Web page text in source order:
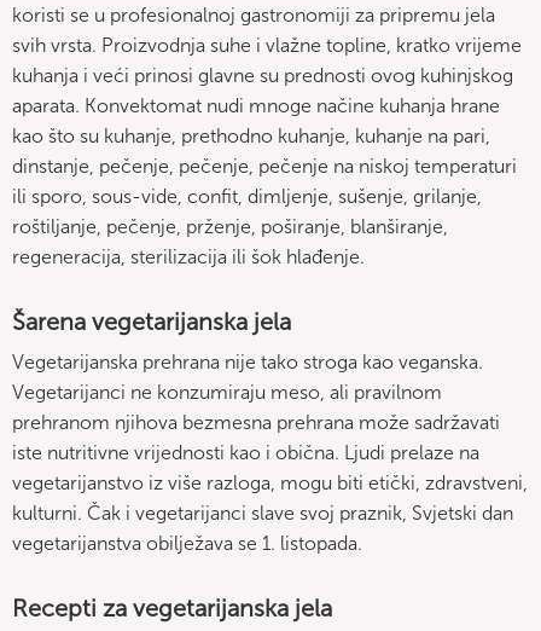
koristi se u profesionalnoj gastronomiji za pripremu jela
svih vrsta. Proizvodnja suhe i vlažne topline, kratko vrijeme
kuhanja i veći prinosi glavne su prednosti ovog kuhinjskog
aparata. Konvektomat nudi mnoge načine kuhanja hrane
kao što su kuhanje, prethodno kuhanje, kuhanje na pari,
dinstanje, pečenje, pečenje, pečenje na niskoj temperaturi
ili sporo, sous-vide, confit, dimljenje, sušenje, grilanje,
roštiljanje, pečenje, prženje, poširanje, blanširanje,
regeneracija, sterilizacija ili šok hlađenje.
Šarena vegetarijanska jela
Vegetarijanska prehrana nije tako stroga kao veganska.
Vegetarijanci ne konzumiraju meso, ali pravilnom
prehranom njihova bezmesna prehrana može sadržavati
iste nutritivne vrijednosti kao i obična. Ljudi prelaze na
vegetarijanstvo iz više razloga, mogu biti etički, zdravstveni,
kulturni. Čak i vegetarijanci slave svoj praznik, Svjetski dan
vegetarijanstva obilježava se 1. listopada.
Recepti za vegetarijanska jela